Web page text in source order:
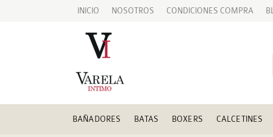
INICIO NOSOTROS CONDICIONES COMPRA
BAÑADORES BATAS BOXERS CALCETINES